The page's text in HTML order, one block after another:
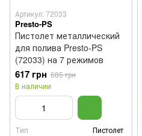
Артикул: 72033
Presto-PS
Пистолет металлический
для полива Presto-PS
(72033) на 7 режимов
617 грн 685 грн
В наличии
Тип
Пистолет